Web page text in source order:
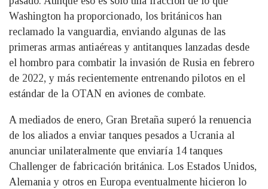
Washington ha proporcionado, los británicos han
reclamado la vanguardia, enviando algunas de las
primeras armas antiaéreas y antitanques lanzadas desde
el hombro para combatir la invasión de Rusia en febrero
de 2022, y más recientemente entrenando pilotos en el
estándar de la OTAN en aviones de combate.
A mediados de enero, Gran Bretaña superó la renuencia
de los aliados a enviar tanques pesados a Ucrania al
anunciar unilateralmente que enviaría 14 tanques
Challenger de fabricación británica. Los Estados Unidos,
Alemania y otros en Europa eventualmente hicieron lo